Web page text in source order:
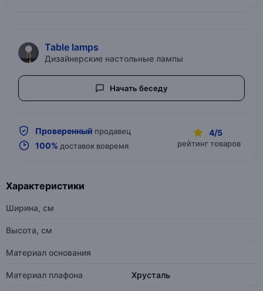
Table lamps
Дизайнерские настольные лампы
Начать беседу
Проверенный продавец
100% доставок вовремя
4/5
рейтинг товаров
Характеристики
Ширина, см
Высота, см
Материал основания
Материал плафона Хрусталь